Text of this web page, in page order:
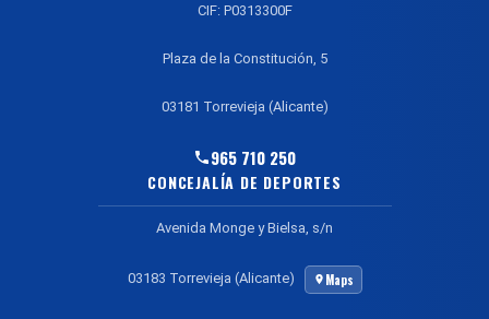
CIF: P0313300F
Plaza de la Constitución, 5
03181 Torrevieja (Alicante)
965 710 250
CONCEJALÍA DE DEPORTES
Avenida Monge y Bielsa, s/n
03183 Torrevieja (Alicante) Maps